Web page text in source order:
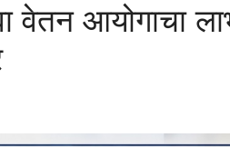
वेतन आयोगाचा